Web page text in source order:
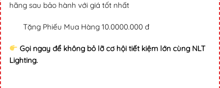
hãng sau bảo hành với giá tốt nhất
Tặng Phiếu Mua Hàng 10.0000.000 đ
Gọi ngay để không bỏ lỡ cơ hội tiết kiệm lớn cùng NLT
Lighting.